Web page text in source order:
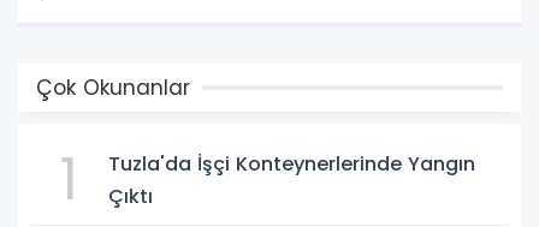
Çok Okunanlar
1
Tuzla'da İşçi Konteynerlerinde Yangın
Çıktı